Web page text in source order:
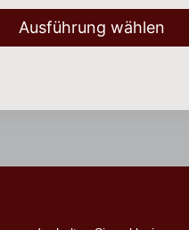
bis
7,20 €
Ausführung wählen